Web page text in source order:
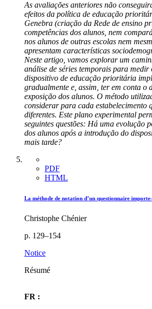
As avaliações anteriores não
efeitos da política de educação
Genebra (criação da Rede de ensino
competências dos alunos, nem
nos alunos de outras escolas nem
apresentam características
Neste artigo, vamos explorar um
análise de séries temporais para medir
dispositivo de educação prioritária
gradualmente e, assim, ter em conta o
exposição dos alunos. O método
considerar para cada estabelecimento
diferentes. Este plano experimental
seguintes questões: Há uma evolução
dos alunos após a introdução do
mais tarde?
PDF
HTML
La méthode de notation d’un questionnaire
Christophe Chénier
p. 129–154
Notice
Résumé
FR :